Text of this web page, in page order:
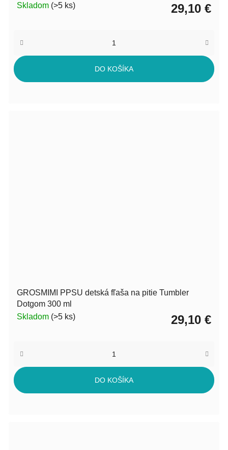
Skladom (>5 ks) 29,10 €
DO KOŠÍKA
GROSMIMI PPSU detská fľaša na pitie Tumbler
Dotgom 300 ml
Skladom (>5 ks) 29,10 €
DO KOŠÍKA